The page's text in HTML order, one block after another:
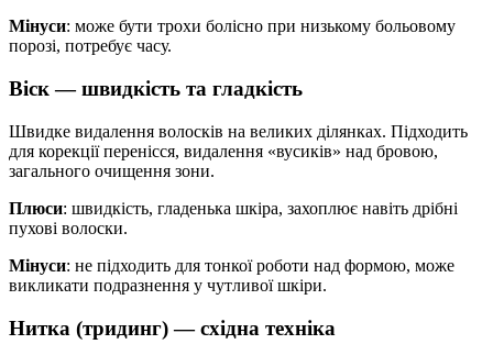
Мінуси: може бути трохи болісно при низькому больовому
порозі, потребує часу.
Віск — швидкість та гладкість
Швидке видалення волосків на великих ділянках. Підходить
для корекції перенісся, видалення «вусиків» над бровою,
загального очищення зони.
Плюси: швидкість, гладенька шкіра, захоплює навіть дрібні
пухові волоски.
Мінуси: не підходить для тонкої роботи над формою, може
викликати подразнення у чутливої шкіри.
Нитка (тридинг) — східна техніка